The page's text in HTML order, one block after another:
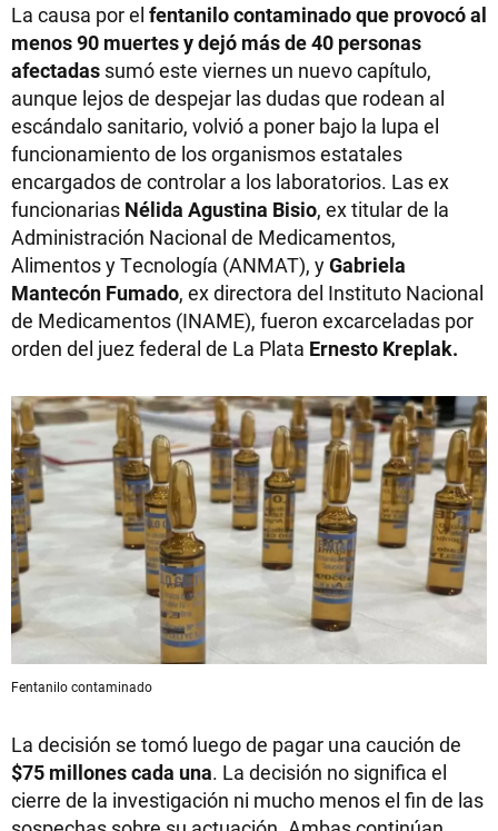
La causa por el fentanilo contaminado que provocó al
menos 90 muertes y dejó más de 40 personas
afectadas sumó este viernes un nuevo capítulo,
aunque lejos de despejar las dudas que rodean al
escándalo sanitario, volvió a poner bajo la lupa el
funcionamiento de los organismos estatales
encargados de controlar a los laboratorios. Las ex
funcionarias Nélida Agustina Bisio, ex titular de la
Administración Nacional de Medicamentos,
Alimentos y Tecnología (ANMAT), yGabriela
Mantecón Fumado, ex directora del Instituto Nacional
de Medicamentos (INAME), fueron excarceladas por
orden del juez federal de La Plata Ernesto Kreplak.
Fentanilo contaminado
La decisión se tomó luego de pagar una caución de
$75 millones cada una. La decisión no significa el
cierre de la investigación ni mucho menos el fin de las